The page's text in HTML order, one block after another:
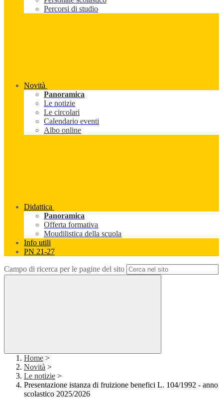
Percorsi di studio
Novità
Panoramica
Le notizie
Le circolari
Calendario eventi
Albo online
Didattica
Panoramica
Offerta formativa
Moudilistica della scuola
Info utili
PN 21-27
Campo di ricerca per le pagine del sito
Home >
Novità >
Le notizie >
Presentazione istanza di fruizione benefici L. 104/1992 - anno
scolastico 2025/2026